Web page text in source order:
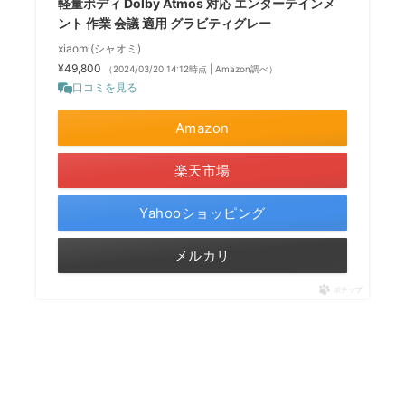
軽量ボディ Dolby Atmos 対応 エンターテインメ
ント 作業 会議 適用 グラビティグレー
xiaomi(シャオミ)
¥49,800
（2024/03/20 14:12時点 | Amazon調べ）
口コミを見る
Amazon
楽天市場
Yahooショッピング
メルカリ
ポチップ